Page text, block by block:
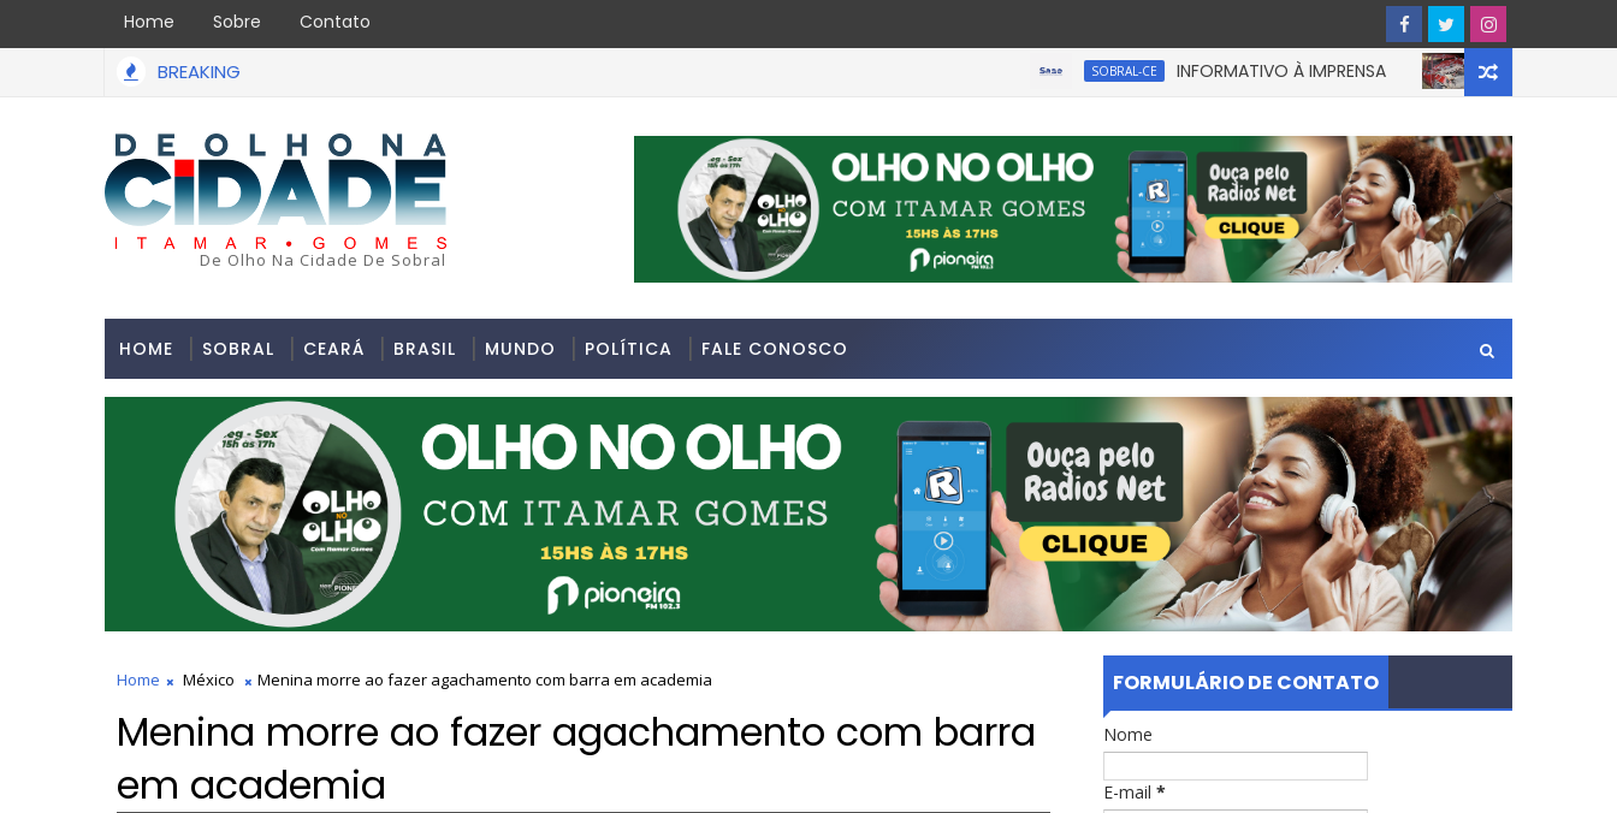
Home Sobre Contato
BREAKING SOBRAL-CE INFORMATIVO À IMPRENSA CEARÁ UM homem
De Olho Na Cidade De Sobral
HOME SOBRAL CEARÁ BRASIL MUNDO POLÍTICA FALE CONOSCO
Home México Menina morre ao fazer agachamento com barra em academia
Menina morre ao fazer agachamento com barra
em academia
FORMULÁRIO DE CONTATO
Nome
E-mail *